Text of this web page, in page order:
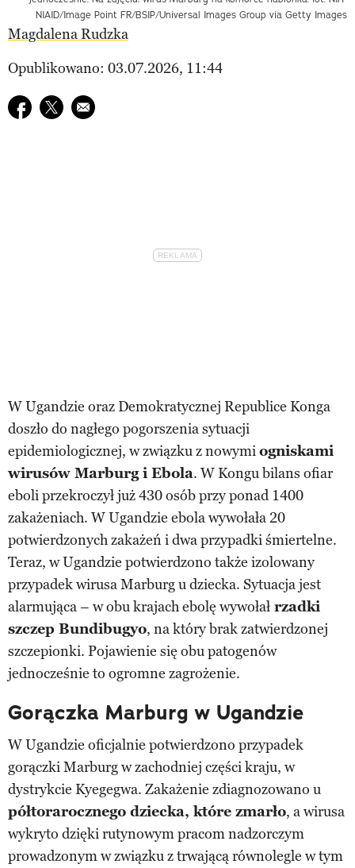
NIAID/Image Point FR/BSIP/Universal Images Group via Getty Images
Magdalena Rudzka
Opublikowano: 03.07.2026, 11:44
Udostępnij na facebook
Udostępnij na twitter
E-mail do przyjaciela
W Ugandzie oraz Demokratycznej Republice Konga
doszło do nagłego pogorszenia sytuacji
epidemiologicznej, w związku z nowymiogniskami
wirusów Marburg i Ebola. W Kongu bilans ofiar
eboli przekroczył już 430 osób przy ponad 1400
zakażeniach. W Ugandzie ebola wywołała 20
potwierdzonych zakażeń i dwa przypadki śmiertelne.
Teraz, w Ugandzie potwierdzono także izolowany
przypadek wirusa Marburg u dziecka. Sytuacja jest
alarmująca – w obu krajach ebolę wywołał rzadki
szczep Bundibugyo, na który brak zatwierdzonej
szczepionki. Pojawienie się obu patogenów
jednocześnie to ogromne zagrożenie.
Gorączka Marburg w Ugandzie
W Ugandzie oficjalnie potwierdzono przypadek
gorączki Marburg w zachodniej części kraju, w
dystrykcie Kyegegwa. Zakażenie zdiagnozowano u
półtorarocznego dziecka, które zmarło, a wirusa
wykryto dzięki rutynowym pracom nadzorczym
prowadzonym w związku z trwającą równolegle w tym